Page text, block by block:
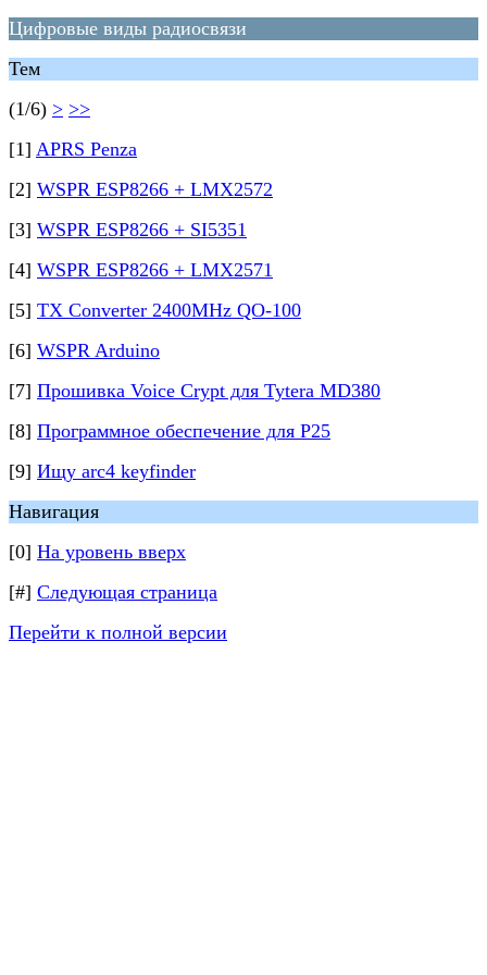
Цифровые виды радиосвязи
Тем
(1/6) > >>
[1] APRS Penza
[2] WSPR ESP8266 + LMX2572
[3] WSPR ESP8266 + SI5351
[4] WSPR ESP8266 + LMX2571
[5] TX Converter 2400MHz QO-100
[6] WSPR Arduino
[7] Прошивка Voice Crypt для Tytera MD380
[8] Программное обеспечение для P25
[9] Ищу arc4 keyfinder
Навигация
[0] На уровень вверх
[#] Следующая страница
Перейти к полной версии